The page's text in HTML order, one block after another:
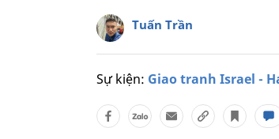
Tuấn Trần
Sự kiện: Giao tranh Israel -